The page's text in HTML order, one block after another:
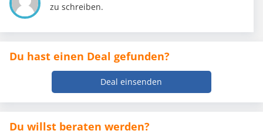
zu schreiben.
Du hast einen Deal gefunden?
Deal einsenden
Du willst beraten werden?